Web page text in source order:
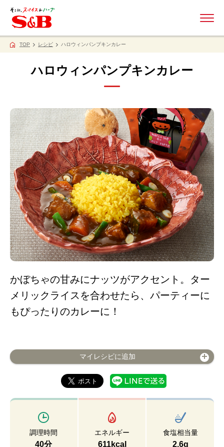
TOP レシピ ハロウィンパンプキンカレー
ハロウィンパンプキンカレー
かぼちゃの甘みにナッツがアクセント。ター
メリックライスを合わせたら、パーティーに
もぴったりのカレーに！
マイレシピに追加
調理時間
40分
エネルギー
611kcal
食塩相当量
2.6g